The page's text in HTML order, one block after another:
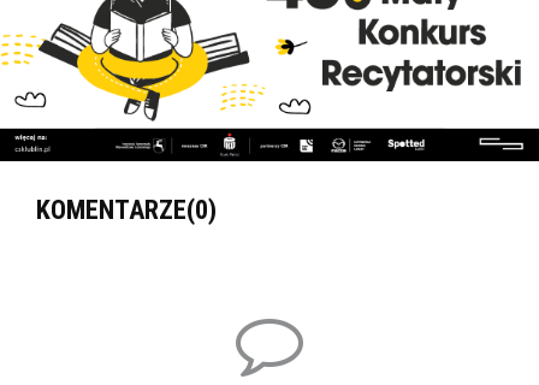
Regulamin konkursu do pobrania tu:
Załącznik
Wielkość
regulamin_43.mkr_.pdf
555.87 KB
Tagi:
konkurs konkurs recytatorski
KOMENTARZE(0)